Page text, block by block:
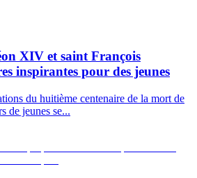
XIV et saint François
inspirantes pour des jeunes
du huitième centenaire de la mort de
de jeunes se...